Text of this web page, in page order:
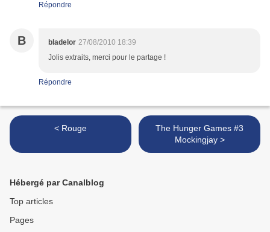
Répondre
B bladelor 27/08/2010 18:39
Jolis extraits, merci pour le partage !
Répondre
< Rouge
The Hunger Games #3
Mockingjay >
Hébergé par Canalblog
Top articles
Pages